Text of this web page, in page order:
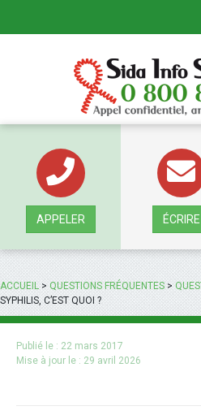
APPELER ÉCRIRE
ACCUEIL>QUESTIONS FRÉQUENTES >
SYPHILIS, C’EST QUOI ?
Publié le : 22 mars 2017
Mise à jour le : 29 avril 2026